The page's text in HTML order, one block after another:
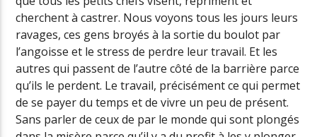
cherchent à castrer. Nous voyons tous les jours leurs
ravages, ces gens broyés à la sortie du boulot par
l’angoisse et le stress de perdre leur travail. Et les
autres qui passent de l’autre côté de la barrière parce
qu’ils le perdent. Le travail, précisément ce qui permet
de se payer du temps et de vivre un peu de présent.
Sans parler de ceux de par le monde qui sont plongés